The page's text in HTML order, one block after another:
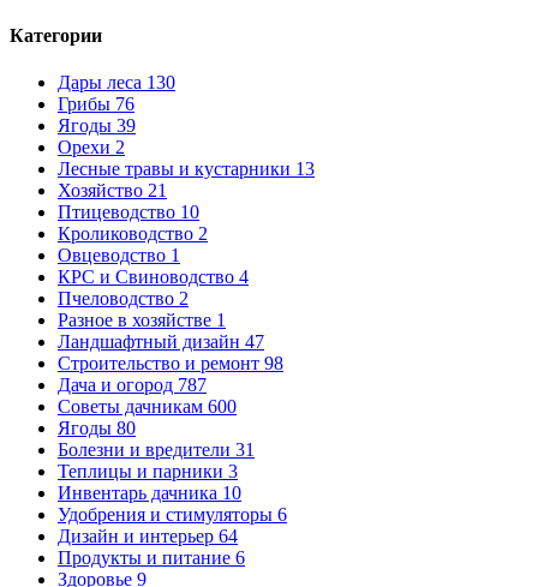
Категории
Дары леса 130
Грибы 76
Ягоды 39
Орехи 2
Лесные травы и кустарники 13
Хозяйство 21
Птицеводство 10
Кролиководство 2
Овцеводство 1
КРС и Свиноводство 4
Пчеловодство 2
Разное в хозяйстве 1
Ландшафтный дизайн 47
Строительство и ремонт 98
Дача и огород 787
Советы дачникам 600
Ягоды 80
Болезни и вредители 31
Теплицы и парники 3
Инвентарь дачника 10
Удобрения и стимуляторы 6
Дизайн и интерьер 64
Продукты и питание 6
Здоровье 9